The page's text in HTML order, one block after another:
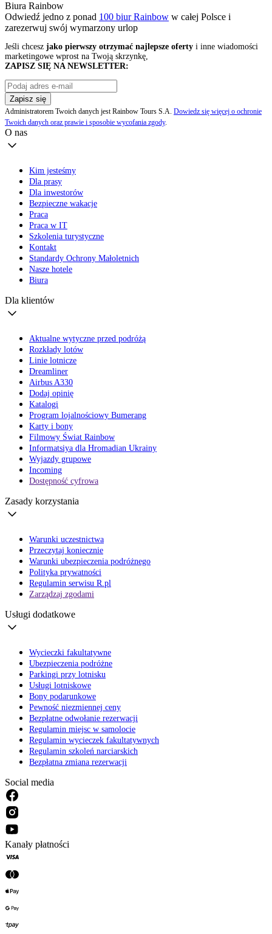
Biura Rainbow
Odwiedź jedno z ponad 100 biur Rainbow w całej Polsce i
zarezerwuj swój wymarzony urlop
Jeśli chcesz jako pierwszy otrzymać najlepsze oferty i inne wiadomości
marketingowe wprost na Twoją skrzynkę,
ZAPISZ SIĘ NA NEWSLETTER:
Zapisz się
Administratorem Twoich danych jest Rainbow Tours S.A. Dowiedz się więcej o ochronie
Twoich danych oraz prawie i sposobie wycofania zgody.
O nas
Kim jesteśmy
Dla prasy
Dla inwestorów
Bezpieczne wakacje
Praca
Praca w IT
Szkolenia turystyczne
Kontakt
Standardy Ochrony Małoletnich
Nasze hotele
Biura
Dla klientów
Aktualne wytyczne przed podróżą
Rozkłady lotów
Linie lotnicze
Dreamliner
Airbus A330
Dodaj opinię
Katalogi
Program lojalnościowy Bumerang
Karty i bony
Filmowy Świat Rainbow
Informatsiya dla Hromadian Ukrainy
Wyjazdy grupowe
Incoming
Dostępność cyfrowa
Zasady korzystania
Warunki uczestnictwa
Przeczytaj koniecznie
Warunki ubezpieczenia podróżnego
Polityka prywatności
Regulamin serwisu R.pl
Zarządzaj zgodami
Usługi dodatkowe
Wycieczki fakultatywne
Ubezpieczenia podróżne
Parkingi przy lotnisku
Usługi lotniskowe
Bony podarunkowe
Pewność niezmiennej ceny
Bezpłatne odwołanie rezerwacji
Regulamin miejsc w samolocie
Regulamin wycieczek fakultatywnych
Regulamin szkoleń narciarskich
Bezpłatna zmiana rezerwacji
Social media
Kanały płatności